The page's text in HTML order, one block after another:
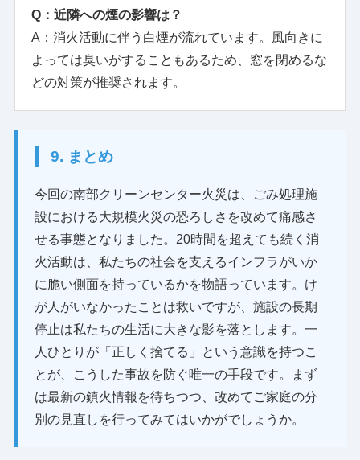
Q：近隣への煙の影響は？
A：消火活動に伴う白煙が流れています。風向きに
よっては臭いがすることもあるため、窓を閉めるな
どの対策が推奨されます。
9. まとめ
今回の南部クリーンセンター火災は、ごみ処理施
設における大規模火災の恐ろしさを改めて痛感さ
せる事態となりました。20時間を超えても続く消
火活動は、私たちの社会を支えるインフラがいか
に脆い側面を持っているかを物語っています。け
が人がいなかったことは救いですが、施設の長期
停止は私たちの生活に大きな影を落とします。一
人ひとりが「正しく捨てる」という意識を持つこ
とが、こうした事故を防ぐ唯一の手段です。まず
は最新の鎮火情報を待ちつつ、改めてご家庭の分
別の見直しを行ってみてはいかがでしょうか。